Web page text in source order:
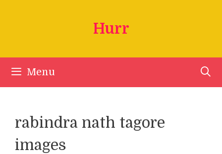
Hurr
Menu
rabindra nath tagore
images